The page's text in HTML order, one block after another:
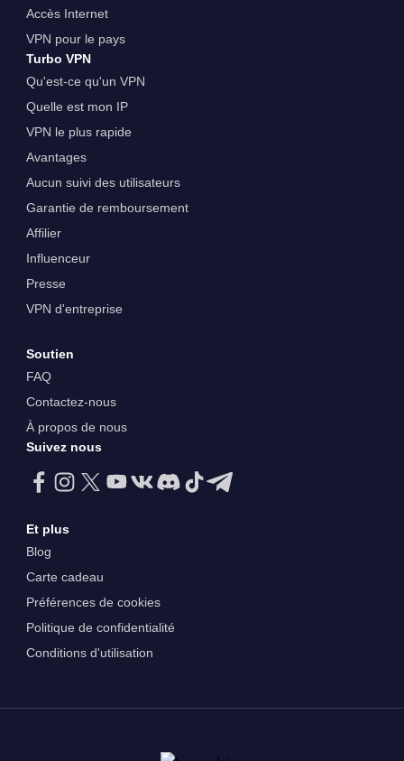
Accès Internet
VPN pour le pays
Turbo VPN
Qu'est-ce qu'un VPN
Quelle est mon IP
VPN le plus rapide
Avantages
Aucun suivi des utilisateurs
Garantie de remboursement
Affilier
Influenceur
Presse
VPN d'entreprise
Soutien
FAQ
Contactez-nous
À propos de nous
Suivez nous
Et plus
Blog
Carte cadeau
Préférences de cookies
Politique de confidentialité
Conditions d'utilisation